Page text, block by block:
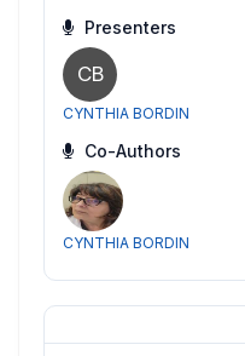
Presenters
CB
CYNTHIA BORDIN
Co-Authors
CYNTHIA BORDIN